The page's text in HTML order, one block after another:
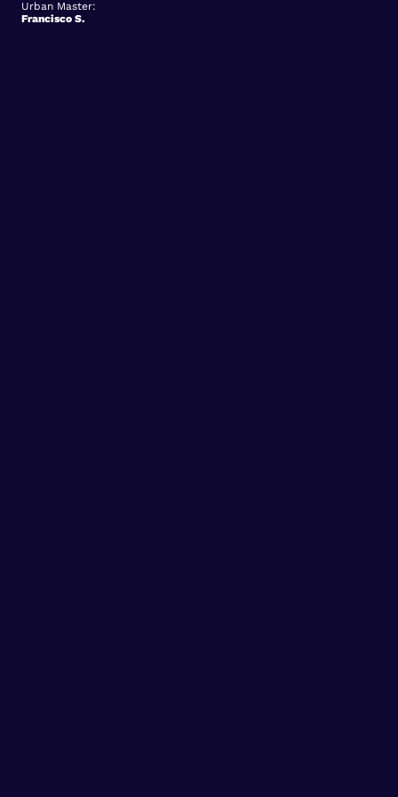
Urban Master:
Francisco S.